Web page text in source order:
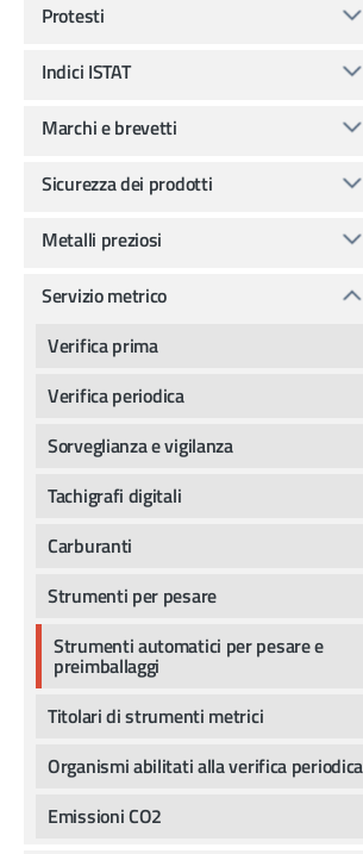
Protesti
Indici ISTAT
Marchi e brevetti
Sicurezza dei prodotti
Metalli preziosi
Servizio metrico
Verifica prima
Verifica periodica
Sorveglianza e vigilanza
Tachigrafi digitali
Carburanti
Strumenti per pesare
Strumenti automatici per pesare e
preimballaggi
Titolari di strumenti metrici
Organismi abilitati alla verifica periodica
Emissioni CO2